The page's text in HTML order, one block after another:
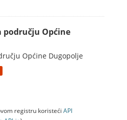
Općine
Općine Dugopolje
registru koristeći API